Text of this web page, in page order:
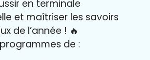
en terminale
et maîtriser les savoirs
de l’année ! 🔥
de :